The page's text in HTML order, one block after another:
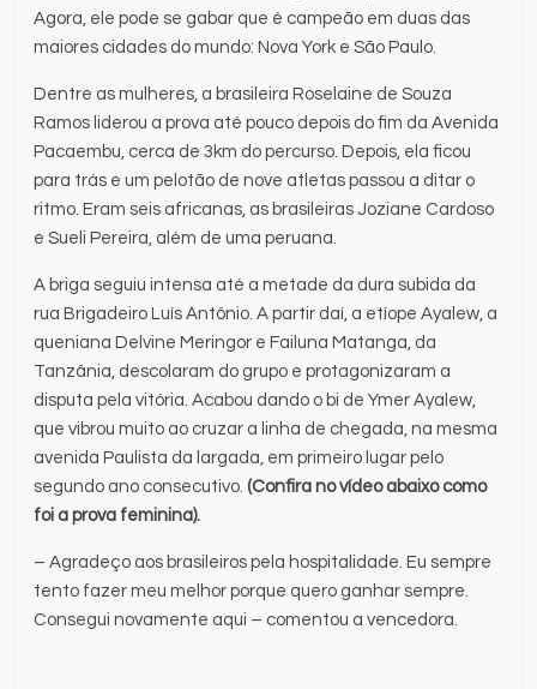
Agora, ele pode se gabar que é campeão em duas das
maiores cidades do mundo: Nova York e São Paulo.
Dentre as mulheres, a brasileira Roselaine de Souza
Ramos liderou a prova até pouco depois do fim da Avenida
Pacaembu, cerca de 3km do percurso. Depois, ela ficou
para trás e um pelotão de nove atletas passou a ditar o
ritmo. Eram seis africanas, as brasileiras Joziane Cardoso
e Sueli Pereira, além de uma peruana.
A briga seguiu intensa até a metade da dura subida da
rua Brigadeiro Luís Antônio. A partir daí, a etíope Ayalew, a
queniana Delvine Meringor e Failuna Matanga, da
Tanzânia, descolaram do grupo e protagonizaram a
disputa pela vitória. Acabou dando o bi de Ymer Ayalew,
que vibrou muito ao cruzar a linha de chegada, na mesma
avenida Paulista da largada, em primeiro lugar pelo
segundo ano consecutivo.(Confira no vídeo abaixo como
foi a prova feminina).
– Agradeço aos brasileiros pela hospitalidade. Eu sempre
tento fazer meu melhor porque quero ganhar sempre.
Consegui novamente aqui – comentou a vencedora.